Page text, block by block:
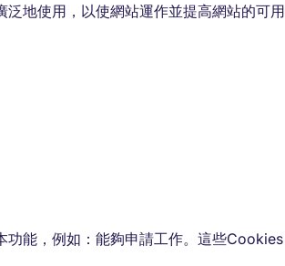
地使用，以使網站運作並提高網站的可用
能，例如：能夠申請工作。這些Cookies